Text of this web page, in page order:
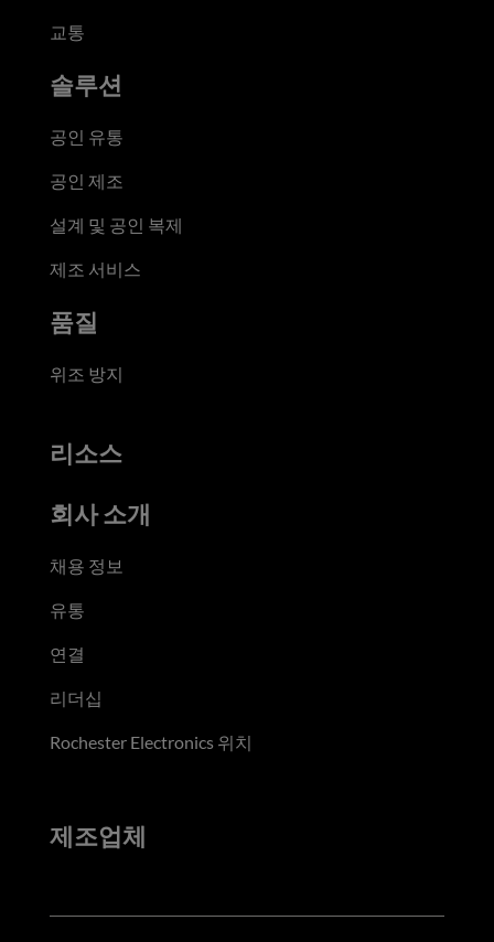
교통
솔루션
공인 유통
공인 제조
설계 및 공인 복제
제조 서비스
품질
위조 방지
리소스
회사 소개
채용 정보
유통
연결
리더십
Rochester Electronics 위치
제조업체